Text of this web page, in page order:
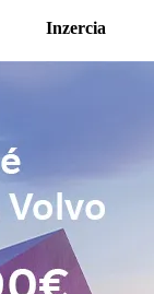
Inzercia